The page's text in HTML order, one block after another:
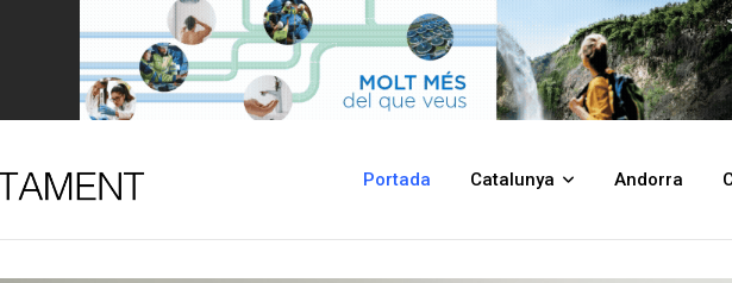
Portada Catalunya Andorra
fomentar la reutilització en el marc de la Setmana Europea de Prevenció de Residus